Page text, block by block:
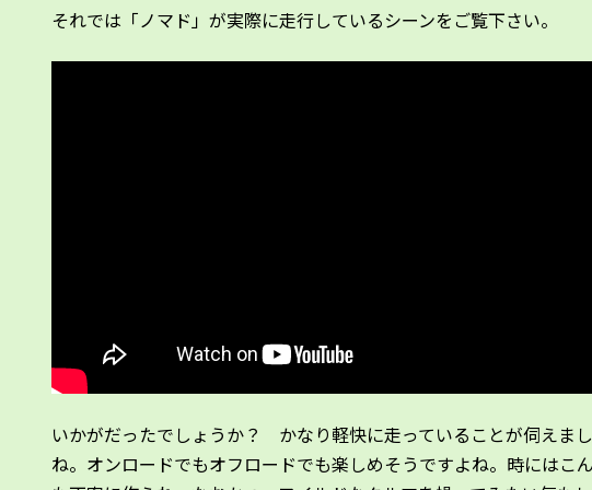
それでは「ノマド」が実際に走行しているシーンをご覧下さい。
いかがだったでしょうか？ かなり軽快に走っていることが伺えま
ね。オンロードでもオフロードでも楽しめそうですよね。時にはこ